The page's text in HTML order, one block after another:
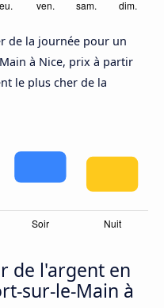
de la journée pour un
à Nice, prix à partir
le plus cher de la
de l'argent en
sur-le-Main à